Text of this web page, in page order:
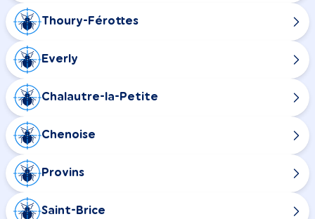
Thoury-Férottes
Everly
Chalautre-la-Petite
Chenoise
Provins
Saint-Brice